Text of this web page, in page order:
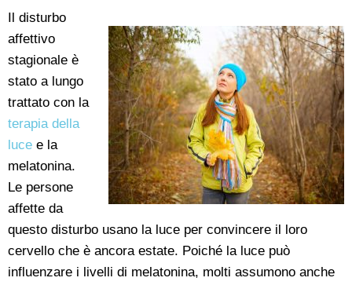
Il disturbo
affettivo
stagionale è
stato a lungo
trattato con la
terapia della
luce e la
melatonina.
Le persone
affette da
questo disturbo usano la luce per convincere il loro
cervello che è ancora estate. Poiché la luce può
influenzare i livelli di melatonina, molti assumono anche